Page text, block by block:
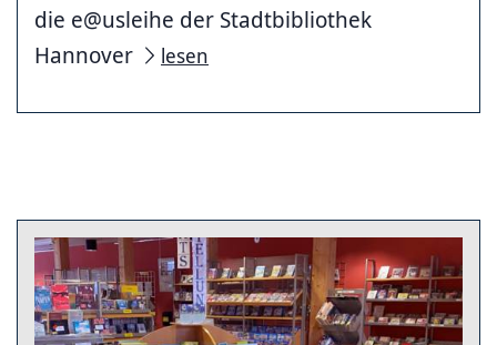
die e@usleihe der Stadtbibliothek
Hannover
lesen